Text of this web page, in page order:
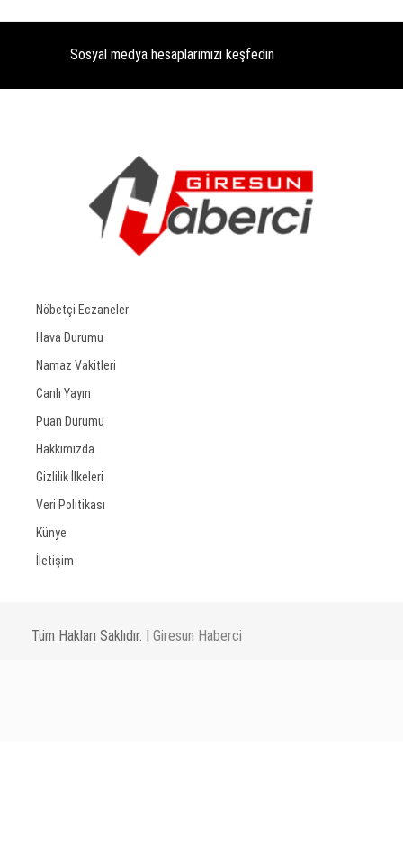
Sosyal medya hesaplarımızı keşfedin
Nöbetçi Eczaneler
Hava Durumu
Namaz Vakitleri
Canlı Yayın
Puan Durumu
Hakkımızda
Gizlilik İlkeleri
Veri Politikası
Künye
İletişim
Tüm Hakları Saklıdır. | Giresun Haberci